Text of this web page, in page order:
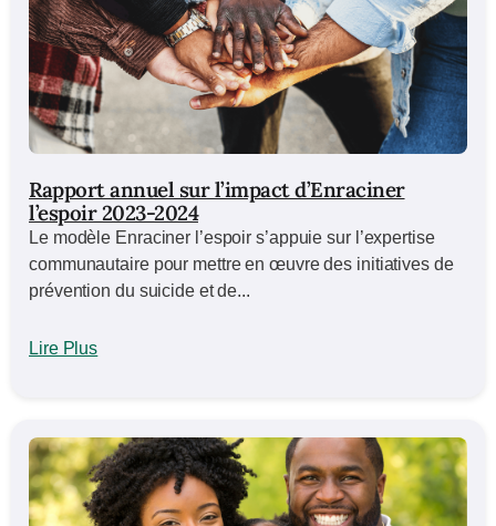
Rapport annuel sur l’impact d’Enraciner
l’espoir 2023-2024
Le modèle Enraciner l’espoir s’appuie sur l’expertise
communautaire pour mettre en œuvre des initiatives de
prévention du suicide et de...
Lire Plus